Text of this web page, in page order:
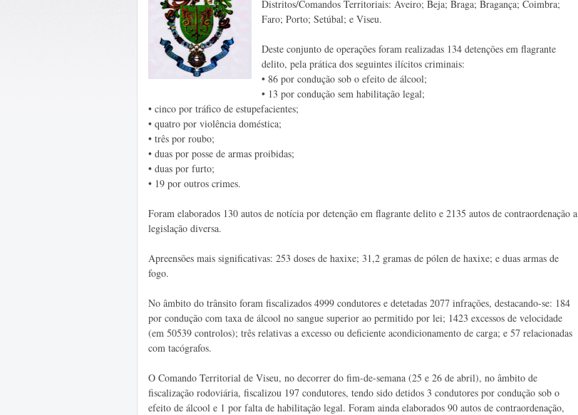
Distritos/Comandos Territoriais: Aveiro; Beja; Braga; Bragança; Coimbra;
Faro; Porto; Setúbal; e Viseu.
Deste conjunto de operações foram realizadas 134 detenções em flagrante
delito, pela prática dos seguintes ilícitos criminais:
• 86 por condução sob o efeito de álcool;
• 13 por condução sem habilitação legal;
• cinco por tráfico de estupefacientes;
• quatro por violência doméstica;
• três por roubo;
• duas por posse de armas proibidas;
• duas por furto;
• 19 por outros crimes.
Foram elaborados 130 autos de notícia por detenção em flagrante delito e 2135 autos de contraordenação a
legislação diversa.
Apreensões mais significativas: 253 doses de haxixe; 31,2 gramas de pólen de haxixe; e duas armas de
fogo.
No âmbito do trânsito foram fiscalizados 4999 condutores e detetadas 2077 infrações, destacando-se: 184
por condução com taxa de álcool no sangue superior ao permitido por lei; 1423 excessos de velocidade
(em 50539 controlos); três relativas a excesso ou deficiente acondicionamento de carga; e 57 relacionadas
com tacógrafos.
O Comando Territorial de Viseu, no decorrer do fim-de-semana (25 e 26 de abril), no âmbito de
fiscalização rodoviária, fiscalizou 197 condutores, tendo sido detidos 3 condutores por condução sob o
efeito de álcool e 1 por falta de habilitação legal. Foram ainda elaborados 90 autos de contraordenação,